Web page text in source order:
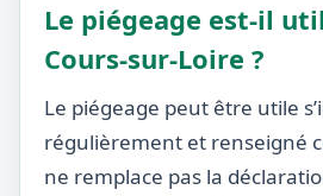
Le piégeage est-il
Cours-sur-Loire ?
Le piégeage peut être utile
régulièrement et renseigné
ne remplace pas la